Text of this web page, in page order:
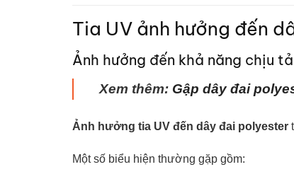
Tia UV ảnh hưởng đến
Ảnh hưởng đến khả năng chịu
Xem thêm: Gập dây đai
Ảnh hưởng tia UV đến dây đai polyester
Một số biểu hiện thường gặp gồm: